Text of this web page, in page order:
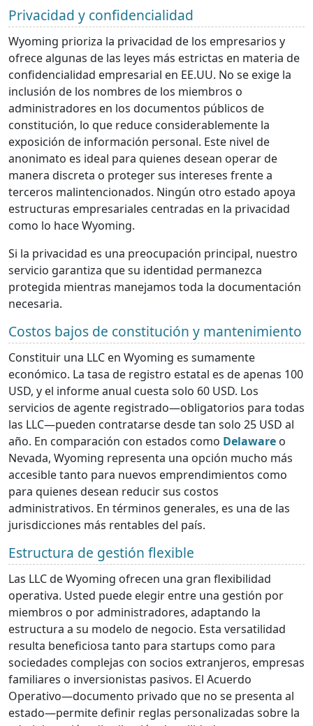
Privacidad y confidencialidad
Wyoming prioriza la privacidad de los empresarios y
ofrece algunas de las leyes más estrictas en materia de
confidencialidad empresarial en EE.UU. No se exige la
inclusión de los nombres de los miembros o
administradores en los documentos públicos de
constitución, lo que reduce considerablemente la
exposición de información personal. Este nivel de
anonimato es ideal para quienes desean operar de
manera discreta o proteger sus intereses frente a
terceros malintencionados. Ningún otro estado apoya
estructuras empresariales centradas en la privacidad
como lo hace Wyoming.
Si la privacidad es una preocupación principal, nuestro
servicio garantiza que su identidad permanezca
protegida mientras manejamos toda la documentación
necesaria.
Costos bajos de constitución y mantenimiento
Constituir una LLC en Wyoming es sumamente
económico. La tasa de registro estatal es de apenas 100
USD, y el informe anual cuesta solo 60 USD. Los
servicios de agente registrado—obligatorios para todas
las LLC—pueden contratarse desde tan solo 25 USD al
año. En comparación con estados como Delaware o
Nevada, Wyoming representa una opción mucho más
accesible tanto para nuevos emprendimientos como
para quienes desean reducir sus costos
administrativos. En términos generales, es una de las
jurisdicciones más rentables del país.
Estructura de gestión flexible
Las LLC de Wyoming ofrecen una gran flexibilidad
operativa. Usted puede elegir entre una gestión por
miembros o por administradores, adaptando la
estructura a su modelo de negocio. Esta versatilidad
resulta beneficiosa tanto para startups como para
sociedades complejas con socios extranjeros, empresas
familiares o inversionistas pasivos. El Acuerdo
Operativo—documento privado que no se presenta al
estado—permite definir reglas personalizadas sobre la